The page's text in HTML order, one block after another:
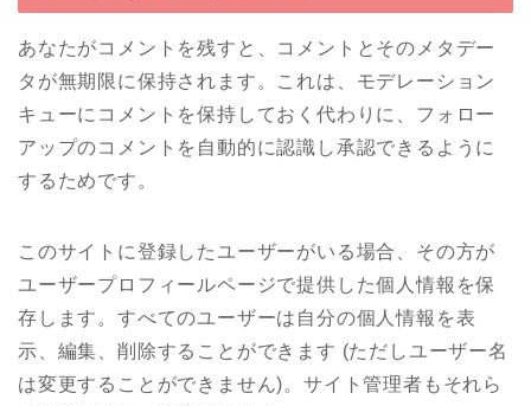
あなたがコメントを残すと、コメントとそのメタデー
タが無期限に保持されます。これは、モデレーション
キューにコメントを保持しておく代わりに、フォロー
アップのコメントを自動的に認識し承認できるように
するためです。
このサイトに登録したユーザーがいる場合、その方が
ユーザープロフィールページで提供した個人情報を保
存します。すべてのユーザーは自分の個人情報を表
示、編集、削除することができます (ただしユーザー名
は変更することができません)。サイト管理者もそれら